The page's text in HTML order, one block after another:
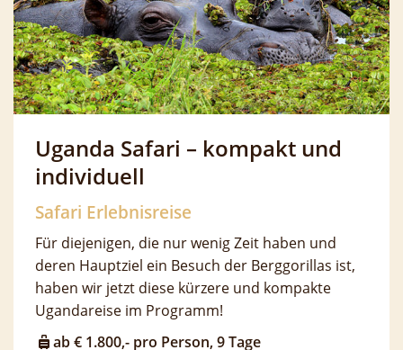
Uganda Safari – kompakt und
individuell
Safari Erlebnisreise
Für diejenigen, die nur wenig Zeit haben und
deren Hauptziel ein Besuch der Berggorillas ist,
haben wir jetzt diese kürzere und kompakte
Ugandareise im Programm!
ab € 1.800,- pro Person, 9 Tage